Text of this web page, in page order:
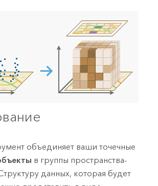
объединяет ваши точечные
в группы пространства-
данных, которая будет